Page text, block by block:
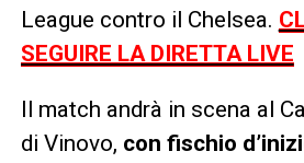
League contro il Chelsea.
SEGUIRE LA DIRETTA LIVE
Il match andrà in scena al
di Vinovo, con fischio